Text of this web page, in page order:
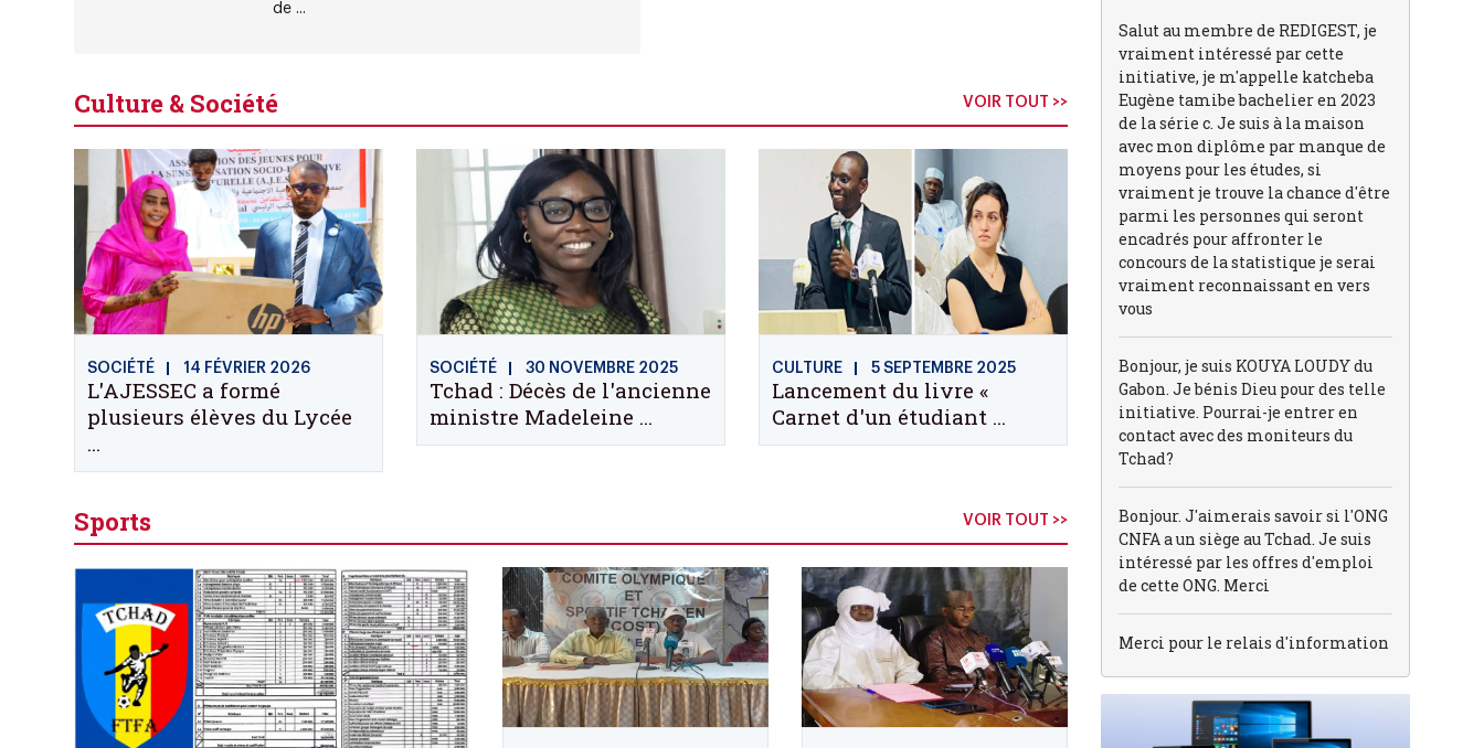
de ...
Culture & Société VOIR TOUT >>
SOCIÉTÉ 14 FÉVRIER 2026
L'AJESSEC a formé
plusieurs élèves du Lycée
...
SOCIÉTÉ 30 NOVEMBRE 2025
Tchad : Décès de l'ancienne
ministre Madeleine ...
CULTURE 5 SEPTEMBRE 2025
Lancement du livre «
Carnet d'un étudiant ...
Sports VOIR TOUT >>
Salut au membre de REDIGEST, je
vraiment intéressé par cette
initiative, je m'appelle katcheba
Eugène tamibe bachelier en 2023
de la série c. Je suis à la maison
avec mon diplôme par manque de
moyens pour les études, si
vraiment je trouve la chance d'être
parmi les personnes qui seront
encadrés pour affronter le
concours de la statistique je serai
vraiment reconnaissant en vers
vous
Bonjour, je suis KOUYA LOUDY du
Gabon. Je bénis Dieu pour des telle
initiative. Pourrai-je entrer en
contact avec des moniteurs du
Tchad?
Bonjour. J'aimerais savoir si l'ONG
CNFA a un siège au Tchad. Je suis
intéressé par les offres d'emploi
de cette ONG. Merci
Merci pour le relais d'information